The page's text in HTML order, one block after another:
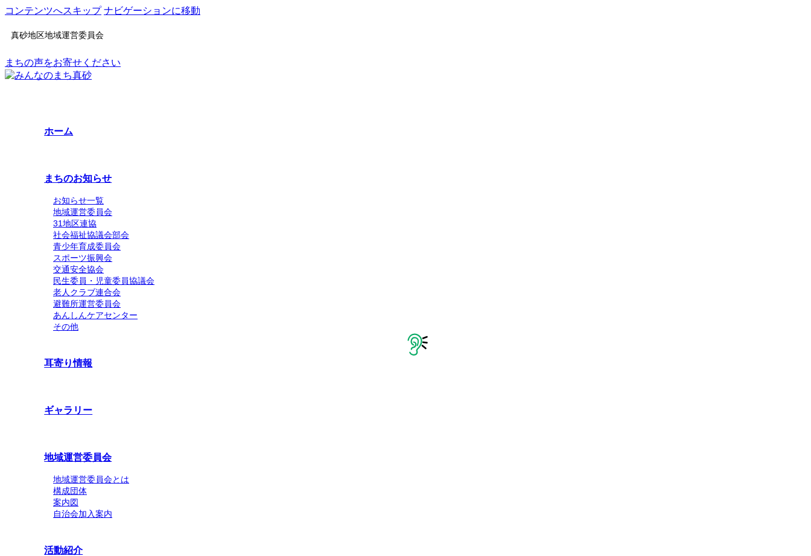
コンテンツへスキップ ナビゲーションに移動
真砂地区地域運営委員会
まちの声をお寄せください
ホーム
まちのお知らせ
お知らせ一覧
地域運営委員会
31地区連協
社会福祉協議会部会
青少年育成委員会
スポーツ振興会
交通安全協会
民生委員・児童委員協議会
老人クラブ連合会
避難所運営委員会
あんしんケアセンター
その他
耳寄り情報
ギャラリー
地域運営委員会
地域運営委員会とは
構成団体
案内図
自治会加入案内
活動紹介